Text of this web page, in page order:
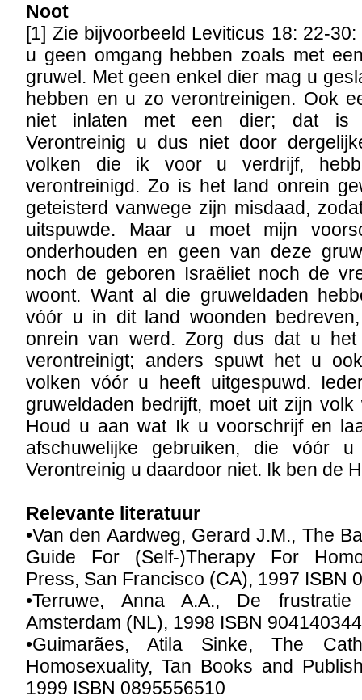
Noot
[1] Zie bijvoorbeeld Leviticus 18: 22-
u geen omgang hebben zoals met
gruwel. Met geen enkel dier mag u
hebben en u zo verontreinigen. Ook
niet inlaten met een dier; dat is
Verontreinig u dus niet door
volken die ik voor u verdrijf,
verontreinigd. Zo is het land onrein
geteisterd vanwege zijn misdaad,
uitspuwde. Maar u moet mijn
onderhouden en geen van deze
noch de geboren Israëliet noch de
woont. Want al die gruweldaden
vóór u in dit land woonden
onrein van werd. Zorg dus dat u het
verontreinigt; anders spuwt het u
volken vóór u heeft uitgespuwd.
gruweldaden bedrijft, moet uit zijn volk
Houd u aan wat Ik u voorschrijf en
afschuwelijke gebruiken, die vóór
Verontreinig u daardoor niet. Ik ben de
Relevante literatuur
•Van den Aardweg, Gerard J.M., The
Guide For (Self-)Therapy For
Press, San Francisco (CA), 1997 ISBN
•Terruwe, Anna A.A., De frustratie
Amsterdam (NL), 1998 ISBN
•Guimarães, Atila Sinke, The
Homosexuality, Tan Books and
1999 ISBN 0895556510